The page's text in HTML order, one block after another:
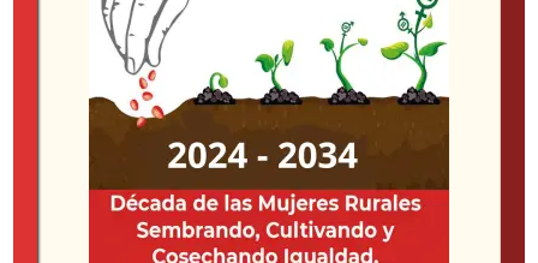
mujeres rurales, ello a partir del reconocimiento de
sus múltiples formas de vida y de las actividades que
realizan, así como la diversidad de los territorios que
habitan, de sus culturas y orígenes étnicos”.
Adicionalmente, se contó con la presencia de
Nyaradzari Gumbonzvanda, directora Ejecutiva
Adjunta encargada de Apoyo Normativo,
Coordinación del Sistema de las Naciones Unidas y